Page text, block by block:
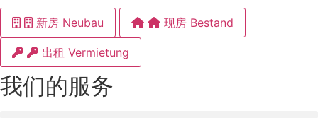
新房 Neubau 现房 Bestand
出租 Vermietung
我们的服务